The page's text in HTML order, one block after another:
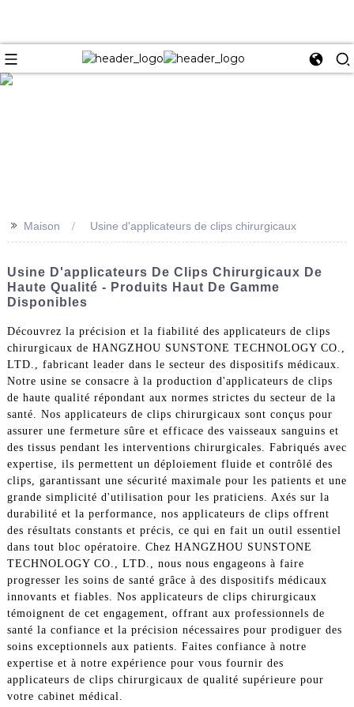
>> Maison Usine d'applicateurs de clips chirurgicaux
Usine D'applicateurs De Clips Chirurgicaux De
Haute Qualité - Produits Haut De Gamme
Disponibles
Découvrez la précision et la fiabilité des applicateurs de clips
chirurgicaux de HANGZHOU SUNSTONE TECHNOLOGY CO.,
LTD., fabricant leader dans le secteur des dispositifs médicaux.
Notre usine se consacre à la production d'applicateurs de clips
de haute qualité répondant aux normes strictes du secteur de la
santé. Nos applicateurs de clips chirurgicaux sont conçus pour
assurer une fermeture sûre et efficace des vaisseaux sanguins et
des tissus pendant les interventions chirurgicales. Fabriqués avec
expertise, ils permettent un déploiement fluide et contrôlé des
clips, garantissant une sécurité maximale pour les patients et une
grande simplicité d'utilisation pour les praticiens. Axés sur la
durabilité et la performance, nos applicateurs de clips offrent
des résultats constants et précis, ce qui en fait un outil essentiel
dans tout bloc opératoire. Chez HANGZHOU SUNSTONE
TECHNOLOGY CO., LTD., nous nous engageons à faire
progresser les soins de santé grâce à des dispositifs médicaux
innovants et fiables. Nos applicateurs de clips chirurgicaux
témoignent de cet engagement, offrant aux professionnels de
santé la confiance et la précision nécessaires pour prodiguer des
soins exceptionnels aux patients. Faites confiance à notre
expertise et à notre expérience pour vous fournir des
applicateurs de clips chirurgicaux de qualité supérieure pour
votre cabinet médical.